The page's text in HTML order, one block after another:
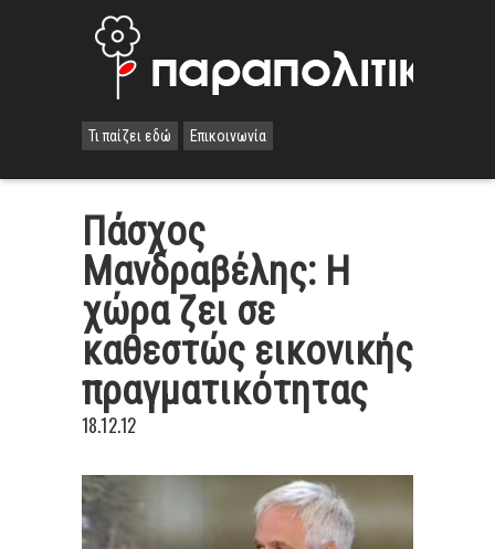
Τι παίζει εδώ Επικοινωνία
Πάσχος
Μανδραβέλης: Η
χώρα ζει σε
καθεστώς εικονικής
πραγματικότητας
18.12.12